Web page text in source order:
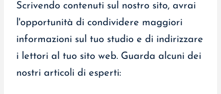
Scrivendo contenuti sul nostro sito, avrai
l'opportunità di condividere maggiori
informazioni sul tuo studio e di indirizzare
i lettori al tuo sito web. Guarda alcuni dei
nostri articoli di esperti: